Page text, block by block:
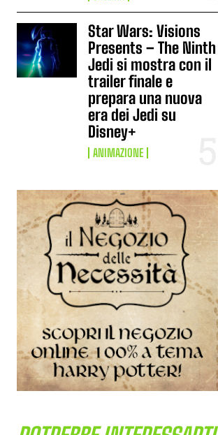
Star Wars: Visions
Presents – The Ninth
Jedi si mostra con il
trailer finale e
prepara una nuova
era dei Jedi su
Disney+
ANIMAZIONE